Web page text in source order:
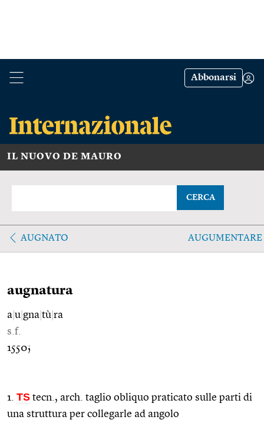
Abbonarsi
IL NUOVO DE MAURO
CERCA
AUGNATO AUGUMENTARE
augnatura
a u gna tù ra
s.f.
1550;
1. TS tecn., arch. taglio obliquo praticato sulle parti di
una struttura per collegarle ad angolo